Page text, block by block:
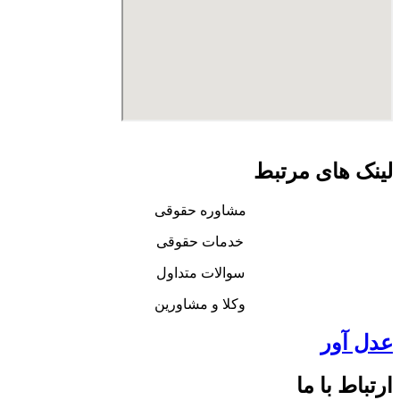
لینک های مرتبط
مشاوره حقوقی
خدمات حقوقی
سوالات متداول
وکلا و مشاورین
عدل آور
ارتباط با ما